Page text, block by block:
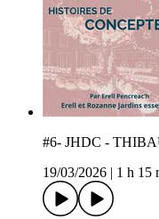
#6- JHDC -
19/03/2026
1 h 15